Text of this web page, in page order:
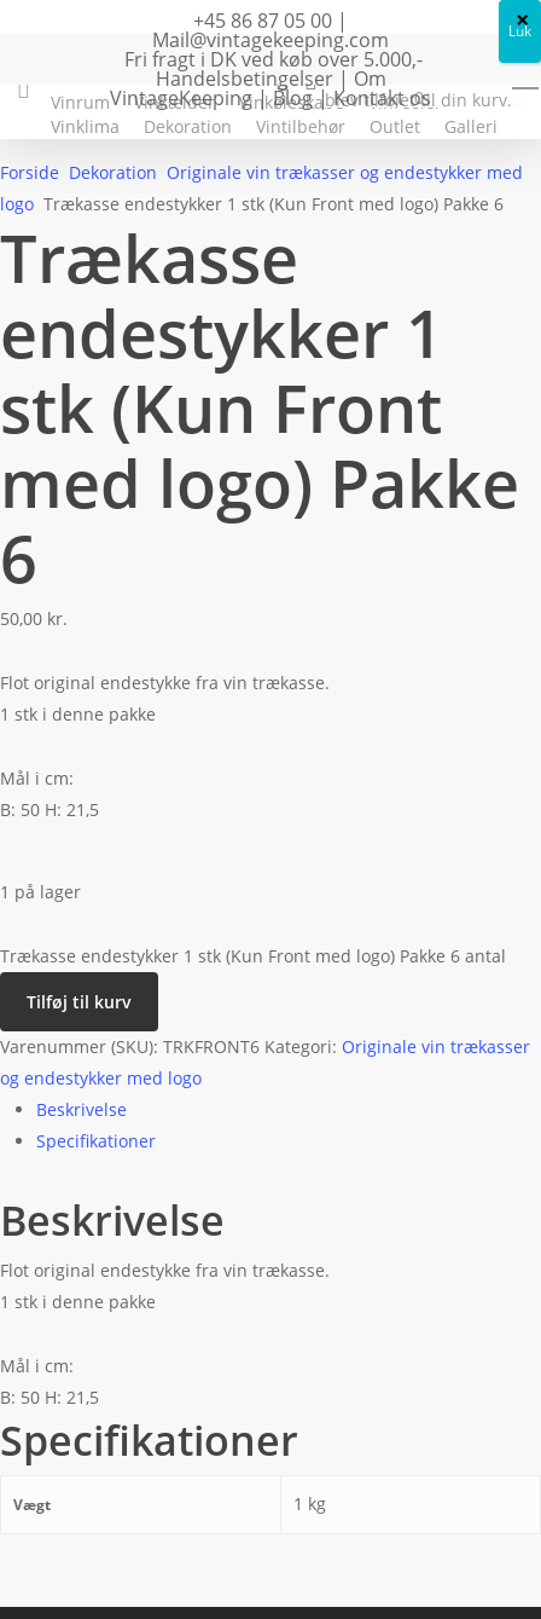
+45 86 87 05 00 |
Mail@vintagekeeping.com
Fri fragt i DK ved køb over 5.000,-
Handelsbetingelser| Om
VintageKeeping|Blog|Kontakt os
0
blev tilføjet til din kurv.
Vinrum Vinkælder Vinkøleskabe
Vinreoler
Vinklima
Dekoration Vintilbehør Outlet
Galleri
Forside Dekoration Originale vin trækasser og endestykker med
logo Trækasse endestykker 1 stk (Kun Front med logo) Pakke 6
Trækasse
endestykker 1
stk (Kun Front
med logo) Pakke
6
50,00 kr.
Flot original endestykke fra vin trækasse.
1 stk i denne pakke
Mål i cm:
B: 50 H: 21,5
1 på lager
Trækasse endestykker 1 stk (Kun Front med logo) Pakke 6 antal
Tilføj til kurv
Varenummer (SKU): TRKFRONT6 Kategori: Originale vin trækasser
og endestykker med logo
Beskrivelse
Specifikationer
Beskrivelse
Flot original endestykke fra vin trækasse.
1 stk i denne pakke
Mål i cm:
B: 50 H: 21,5
Specifikationer
Vægt 1 kg
×
Luk